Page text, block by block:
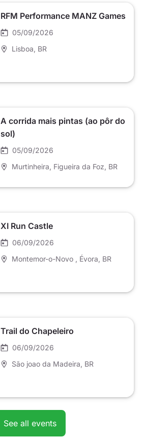
RFM Performance MANZ Games
05/09/2026
Lisboa , BR
A corrida mais pintas (ao pôr do
sol)
05/09/2026
Murtinheira, Figueira da Foz , BR
XI Run Castle
06/09/2026
Montemor-o-Novo , Évora , BR
Trail do Chapeleiro
06/09/2026
São joao da Madeira , BR
See all events